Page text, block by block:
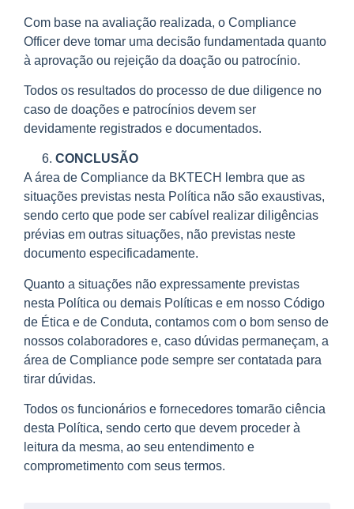
Com base na avaliação realizada, o Compliance
Officer deve tomar uma decisão fundamentada quanto
à aprovação ou rejeição da doação ou patrocínio.
Todos os resultados do processo de due diligence no
caso de doações e patrocínios devem ser
devidamente registrados e documentados.
CONCLUSÃO
A área de Compliance da BKTECH lembra que as
situações previstas nesta Política não são exaustivas,
sendo certo que pode ser cabível realizar diligências
prévias em outras situações, não previstas neste
documento especificadamente.
Quanto a situações não expressamente previstas
nesta Política ou demais Políticas e em nosso Código
de Ética e de Conduta, contamos com o bom senso de
nossos colaboradores e, caso dúvidas permaneçam, a
área de Compliance pode sempre ser contatada para
tirar dúvidas.
Todos os funcionários e fornecedores tomarão ciência
desta Política, sendo certo que devem proceder à
leitura da mesma, ao seu entendimento e
comprometimento com seus termos.